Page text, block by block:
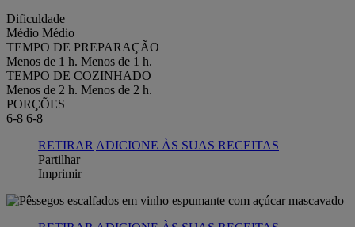
Dificuldade
Médio Médio
TEMPO DE PREPARAÇÃO
Menos de 1 h. Menos de 1 h.
TEMPO DE COZINHADO
Menos de 2 h. Menos de 2 h.
PORÇÕES
6-8 6-8
RETIRAR ADICIONE ÀS SUAS RECEITAS
Partilhar
Imprimir